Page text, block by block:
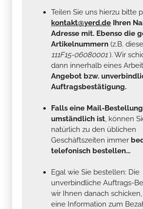
Teilen Sie uns hierzu bitte
kontakt@yerd.de Ihren
Adresse mit. Ebenso die
Artikelnummern (z.B.
111F15-06080001). Wir
dann innerhalb eines
Angebot bzw.
Auftragsbestätigung.
Falls eine Mail-
umständlich ist, können
natürlich zu den üblichen
Geschäftszeiten immer
telefonisch bestellen...
Egal wie Sie bestellen: Die
unverbindliche Auftrags-
wir Ihnen danach
eine Information zum